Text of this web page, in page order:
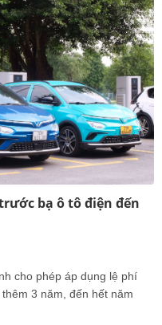
bạ ô tô điện đến
cho phép áp dụng lệ phí
3 năm, đến hết năm